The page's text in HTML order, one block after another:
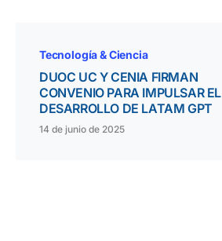
Tecnología & Ciencia
DUOC UC Y CENIA FIRMAN
CONVENIO PARA IMPULSAR EL
DESARROLLO DE LATAM GPT
14 de junio de 2025